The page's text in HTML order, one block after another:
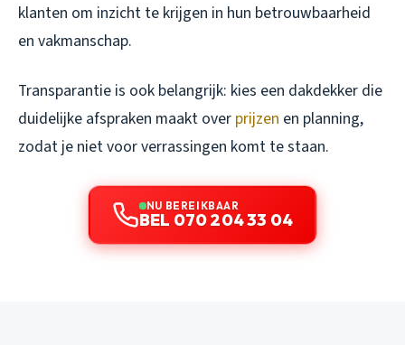
klanten om inzicht te krijgen in hun betrouwbaarheid
en vakmanschap.
Transparantie is ook belangrijk: kies een dakdekker die
duidelijke afspraken maakt over prijzen en planning,
zodat je niet voor verrassingen komt te staan.
NU BEREIKBAAR
BEL 070 204 33 04